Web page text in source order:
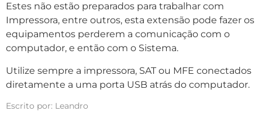
Estes não estão preparados para trabalhar com
Impressora, entre outros, esta extensão pode fazer os
equipamentos perderem a comunicação com o
computador, e então com o Sistema.
Utilize sempre a impressora, SAT ou MFE conectados
diretamente a uma porta USB atrás do computador.
Escrito por: Leandro